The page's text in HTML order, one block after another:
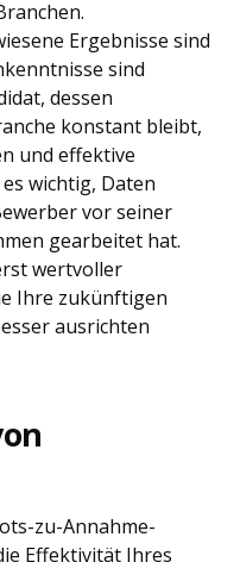
Ergebnisse sind
sind
dessen
konstant bleibt,
und effektive
wichtig, Daten
vor seiner
gearbeitet hat.
wertvoller
Ihre zukünftigen
ausrichten
zu-Annahme-
Effektivität Ihres